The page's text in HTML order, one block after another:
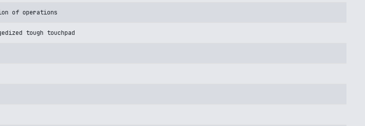
of operations
tough touchpad